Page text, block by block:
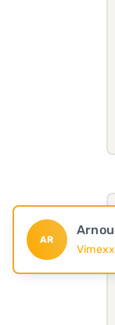
AR
Vimexx